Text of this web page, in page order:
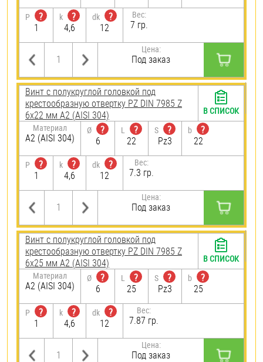
P
?
1
k
?
4,6
dk
?
12
Вес:
7 гр.
Цена:
Под заказ
Винт с полукруглой головкой под
крестообразную отвертку PZ DIN 7985 Z
6х22 мм А2 (AISI 304)
Материал
А2 (AISI 304)
Ø
?
6
L
?
22
S
?
Pz3
b
?
22
P
?
1
k
?
4,6
dk
?
12
Вес:
7.3 гр.
Цена:
Под заказ
В СПИСОК
Винт с полукруглой головкой под
крестообразную отвертку PZ DIN 7985 Z
6х25 мм А2 (AISI 304)
Материал
А2 (AISI 304)
Ø
?
6
L
?
25
S
?
Pz3
b
?
25
P
?
1
k
?
4,6
dk
?
12
Вес:
7.87 гр.
Цена:
Под заказ
В СПИСОК